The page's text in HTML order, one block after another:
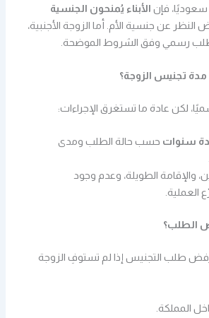
فإن الأبناء يُمنحون الجنسية
النظر عن جنسية الأم. أما الزوجة الأجنبية،
طلب رسمي وفق الشروط الموضحة.
تجنيس الزوجة؟
لكن عادة ما تستغرق الإجراءات:
حسب حالة الطلب ومدى
والإقامة الطويلة، وعدم وجود
العملية.
الطلب؟
طلب التجنيس إذا لم تستوفِ الزوجة
المملكة.